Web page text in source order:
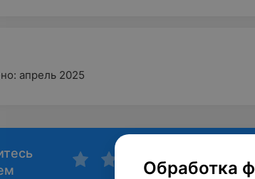
апрель 2025
Обработка